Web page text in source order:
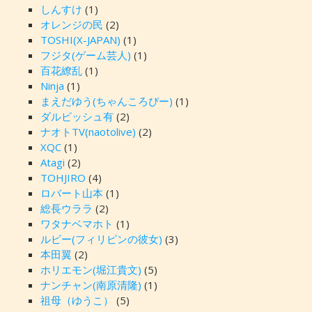
しんすけ (1)
オレンジの民 (2)
TOSHI(X-JAPAN) (1)
フジタ(ゲーム芸人) (1)
百花繚乱(1)
Ninja (1)
まえだゆう(ちゃんころぴー) (1)
ダルビッシュ有(2)
ナオトTV(naotolive) (2)
XQC(1)
Atagi (2)
TOHJIRO (4)
ロバート山本(1)
総長ウララ (2)
ワタナベマホト (1)
ルビー(フィリピンの彼女) (3)
本田翼(2)
ホリエモン(堀江貴文) (5)
ナンチャン(南原清隆) (1)
祖母（ゆうこ）
(5)